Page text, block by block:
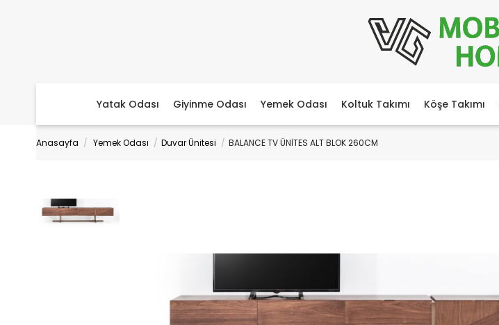
Yatak Odası Giyinme Odası Yemek Odası Koltuk Takımı Köşe Takımı
Anasayfa Yemek Odası Duvar Ünitesi BALANCE TV ÜNİTES ALT BLOK 260CM